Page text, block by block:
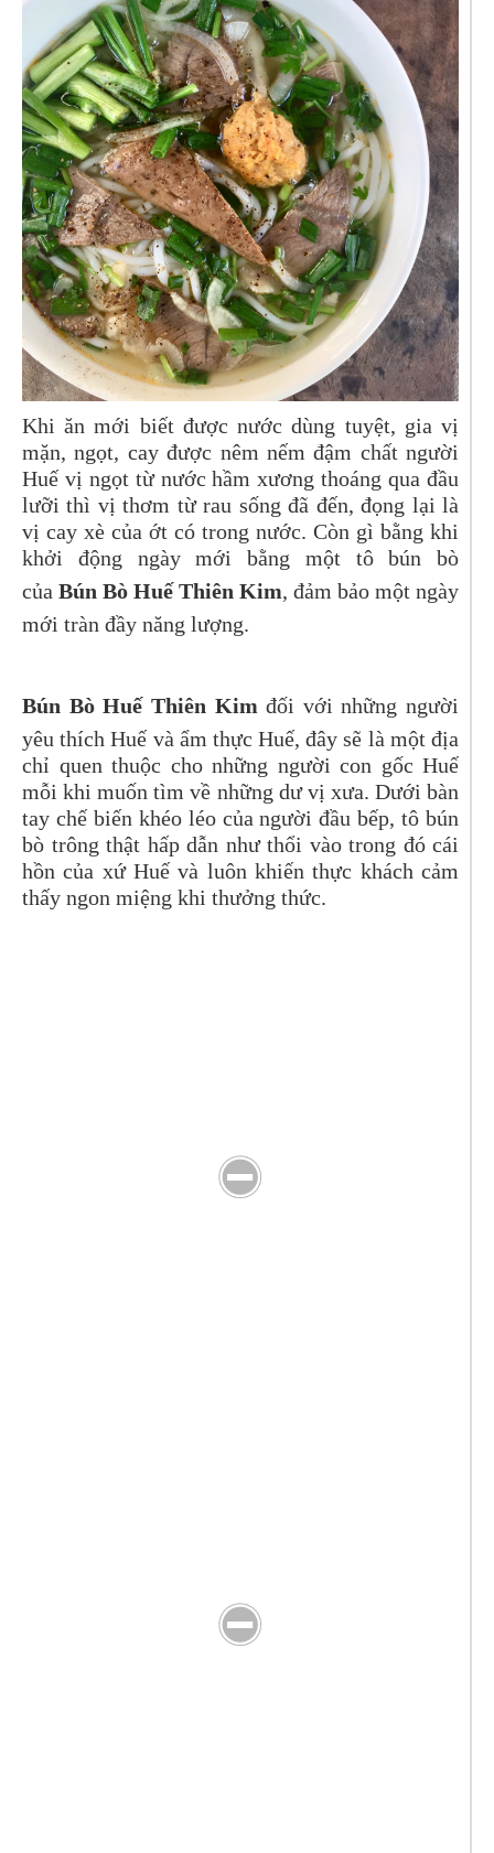
Khi ăn mới biết được nước dùng tuyệt, gia vị
mặn, ngọt, cay được nêm nếm đậm chất người
Huế vị ngọt từ nước hầm xương thoáng qua đầu
lưỡi thì vị thơm từ rau sống đã đến, đọng lại là
vị cay xè của ớt có trong nước. Còn gì bằng khi
khởi động ngày mới bằng một tô bún bò
của Bún Bò Huế Thiên Kim, đảm bảo một ngày
mới tràn đầy năng lượng.
Bún Bò Huế Thiên Kim đối với những người
yêu thích Huế và ẩm thực Huế, đây sẽ là một địa
chỉ quen thuộc cho những người con gốc Huế
mỗi khi muốn tìm về những dư vị xưa. Dưới bàn
tay chế biến khéo léo của người đầu bếp, tô bún
bò trông thật hấp dẫn như thổi vào trong đó cái
hồn của xứ Huế và luôn khiến thực khách cảm
thấy ngon miệng khi thưởng thức.